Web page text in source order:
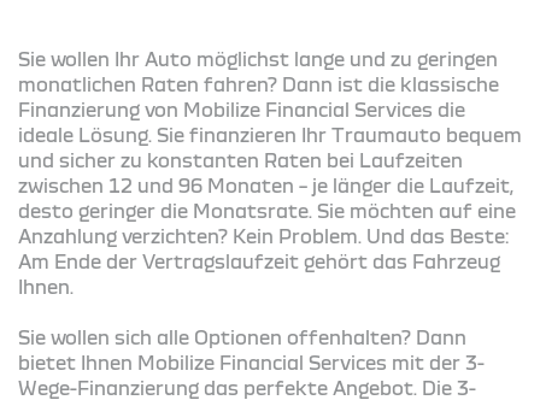
Sie wollen Ihr Auto möglichst lange und zu geringen
monatlichen Raten fahren? Dann ist die klassische
Finanzierung von Mobilize Financial Services die
ideale Lösung. Sie finanzieren Ihr Traumauto bequem
und sicher zu konstanten Raten bei Laufzeiten
zwischen 12 und 96 Monaten – je länger die Laufzeit,
desto geringer die Monatsrate. Sie möchten auf eine
Anzahlung verzichten? Kein Problem. Und das Beste:
Am Ende der Vertragslaufzeit gehört das Fahrzeug
Ihnen.
Sie wollen sich alle Optionen offenhalten? Dann
bietet Ihnen Mobilize Financial Services mit der 3-
Wege-Finanzierung das perfekte Angebot. Die 3-